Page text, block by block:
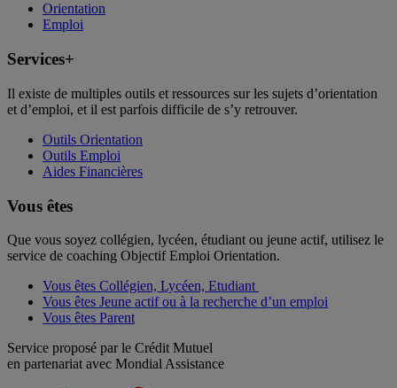
Orientation
Emploi
Services+
Il existe de multiples outils et ressources sur les sujets d’orientation
et d’emploi, et il est parfois difficile de s’y retrouver.
Outils Orientation
Outils Emploi
Aides Financières
Vous êtes
Que vous soyez collégien, lycéen, étudiant ou jeune actif, utilisez le
service de coaching Objectif Emploi Orientation.
Vous êtes Collégien, Lycéen, Etudiant
Vous êtes Jeune actif ou à la recherche d’un emploi
Vous êtes Parent
Service proposé par le Crédit Mutuel
en partenariat avec Mondial Assistance